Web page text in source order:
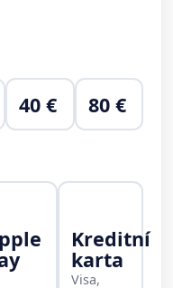
40 € 80 €
Kreditní
karta
Visa,